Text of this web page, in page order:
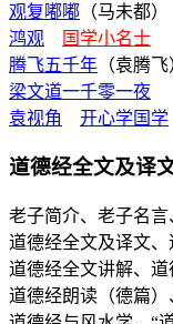
观复嘟嘟 （马未都
鸿观
国学小名士
腾飞五千年 （袁腾飞
梁文道一千零一夜
袁视角
开心学国学
道德经全文及译
老子简介、老子名
道德经全文及译文
道德经全文讲解、道
道德经朗读（德篇